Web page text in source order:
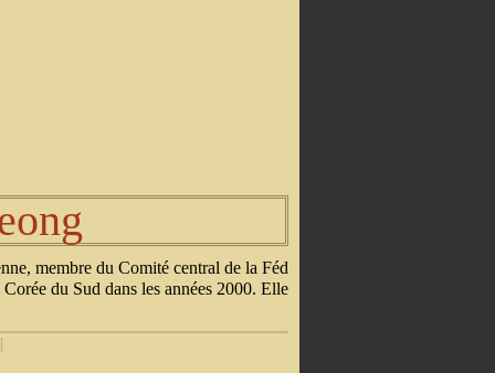
membre du Comité central de la Féd
du Sud dans les années 2000. Elle